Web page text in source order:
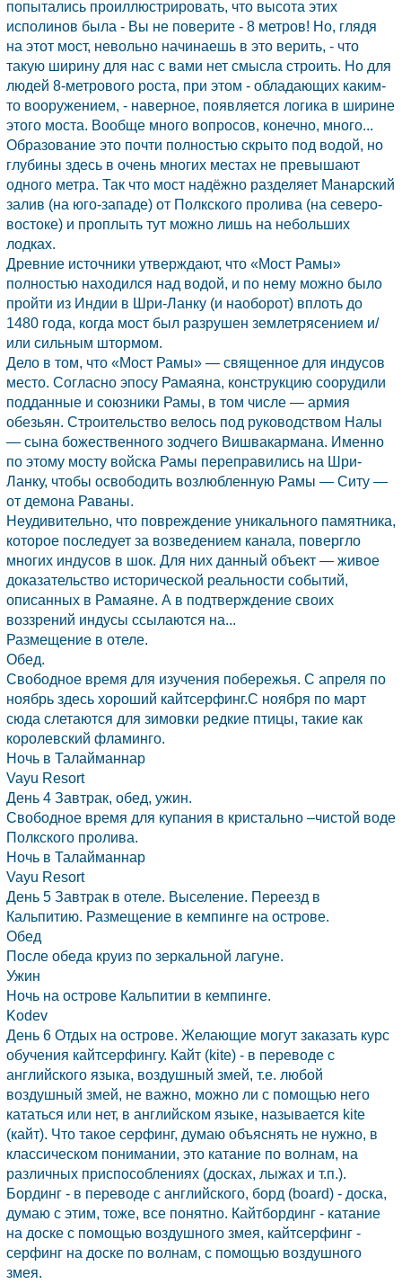
попытались проиллюстрировать, что высота этих
исполинов была - Вы не поверите - 8 метров! Но, глядя
на этот мост, невольно начинаешь в это верить, - что
такую ширину для нас с вами нет смысла строить. Но для
людей 8-метрового роста, при этом - обладающих каким-
то вооружением, - наверное, появляется логика в ширине
этого моста. Вообще много вопросов, конечно, много...
Образование это почти полностью скрыто под водой, но
глубины здесь в очень многих местах не превышают
одного метра. Так что мост надёжно разделяет Манарский
залив (на юго-западе) от Полкского пролива (на северо-
востоке) и проплыть тут можно лишь на небольших
лодках.
Древние источники утверждают, что «Мост Рамы»
полностью находился над водой, и по нему можно было
пройти из Индии в Шри-Ланку (и наоборот) вплоть до
1480 года, когда мост был разрушен землетрясением и/
или сильным штормом.
Дело в том, что «Мост Рамы» — священное для индусов
место. Согласно эпосу Рамаяна, конструкцию соорудили
подданные и союзники Рамы, в том числе — армия
обезьян. Строительство велось под руководством Налы
— сына божественного зодчего Вишвакармана. Именно
по этому мосту войска Рамы переправились на Шри-
Ланку, чтобы освободить возлюбленную Рамы — Ситу —
от демона Раваны.
Неудивительно, что повреждение уникального памятника,
которое последует за возведением канала, повергло
многих индусов в шок. Для них данный объект — живое
доказательство исторической реальности событий,
описанных в Рамаяне. А в подтверждение своих
воззрений индусы ссылаются на...
Размещение в отеле.
Обед.
Свободное время для изучения побережья. С апреля по
ноябрь здесь хороший кайтсерфинг.С ноября по март
сюда слетаются для зимовки редкие птицы, такие как
королевский фламинго.
Ночь в Талайманнар
Vayu Resort
День 4 Завтрак, обед, ужин.
Свободное время для купания в кристально –чистой воде
Полкского пролива.
Ночь в Талайманнар
Vayu Resort
День 5 Завтрак в отеле. Выселение. Переезд в
Кальпитию. Размещение в кемпинге на острове.
Обед
После обеда круиз по зеркальной лагуне.
Ужин
Ночь на острове Кальпитии в кемпинге.
Kodev
День 6 Отдых на острове. Желающие могут заказать курс
обучения кайтсерфингу. Кайт (kite) - в переводе с
английского языка, воздушный змей, т.е. любой
воздушный змей, не важно, можно ли с помощью него
кататься или нет, в английском языке, называется kite
(кайт). Что такое серфинг, думаю объяснять не нужно, в
классическом понимании, это катание по волнам, на
различных приспособлениях (досках, лыжах и т.п.).
Бординг - в переводе с английского, борд (board) - доска,
думаю с этим, тоже, все понятно. Кайтбординг - катание
на доске с помощью воздушного змея, кайтсерфинг -
серфинг на доске по волнам, с помощью воздушного
змея.